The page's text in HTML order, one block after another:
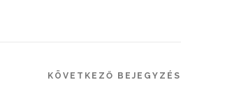
KÖVETKEZŐ BEJEGYZÉS